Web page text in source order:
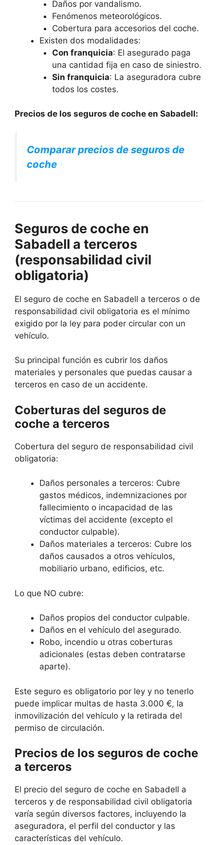
Daños por vandalismo.
Fenómenos meteorológicos.
Cobertura para accesorios del coche.
Existen dos modalidades:
Con franquicia: El asegurado paga
una cantidad fija en caso de siniestro.
Sin franquicia: La aseguradora cubre
todos los costes.
Precios de los seguros de coche en Sabadell:
Comparar precios de seguros de
coche
Seguros de coche en
Sabadell a terceros
(responsabilidad civil
obligatoria)
El seguro de coche en Sabadell a terceros o de
responsabilidad civil obligatoria es el mínimo
exigido por la ley para poder circular con un
vehículo.
Su principal función es cubrir los daños
materiales y personales que puedas causar a
terceros en caso de un accidente.
Coberturas del seguros de
coche a terceros
Cobertura del seguro de responsabilidad civil
obligatoria:
Daños personales a terceros: Cubre
gastos médicos, indemnizaciones por
fallecimiento o incapacidad de las
víctimas del accidente (excepto el
conductor culpable).
Daños materiales a terceros: Cubre los
daños causados a otros vehículos,
mobiliario urbano, edificios, etc.
Lo que NO cubre:
Daños propios del conductor culpable.
Daños en el vehículo del asegurado.
Robo, incendio u otras coberturas
adicionales (estas deben contratarse
aparte).
Este seguro es obligatorio por ley y no tenerlo
puede implicar multas de hasta 3.000 €, la
inmovilización del vehículo y la retirada del
permiso de circulación.
Precios de los seguros de coche
a terceros
El precio del seguro de coche en Sabadell a
terceros y de responsabilidad civil obligatoria
varía según diversos factores, incluyendo la
aseguradora, el perfil del conductor y las
características del vehículo.